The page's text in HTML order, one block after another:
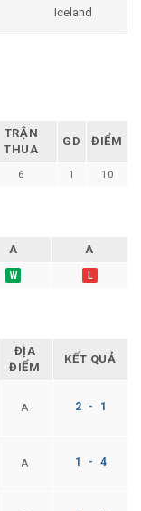
Iceland
TRẬN
THUA
GD ĐIỂM
6 1 10
A A
W L
ĐỊA
ĐIỂM
KẾT QUẢ
A 2 - 1
A 1 - 4